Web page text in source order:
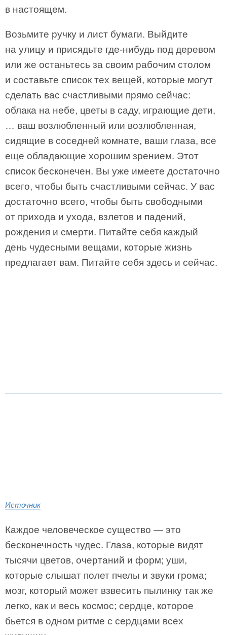
в настоящем.
Возьмите ручку и лист бумаги. Выйдите
на улицу и присядьте где-нибудь под деревом
или же останьтесь за своим рабочим столом
и составьте список тех вещей, которые могут
сделать вас счастливыми прямо сейчас:
облака на небе, цветы в саду, играющие дети,
… ваш возлюбленный или возлюбленная,
сидящие в соседней комнате, ваши глаза, все
еще обладающие хорошим зрением. Этот
список бесконечен. Вы уже имеете достаточно
всего, чтобы быть счастливыми сейчас. У вас
достаточно всего, чтобы быть свободными
от прихода и ухода, взлетов и падений,
рождения и смерти. Питайте себя каждый
день чудесными вещами, которые жизнь
предлагает вам. Питайте себя здесь и сейчас.
Источник
Каждое человеческое существо — это
бесконечность чудес. Глаза, которые видят
тысячи цветов, очертаний и форм; уши,
которые слышат полет пчелы и звуки грома;
мозг, который может взвесить пылинку так же
легко, как и весь космос; сердце, которое
бьется в одном ритме с сердцами всех